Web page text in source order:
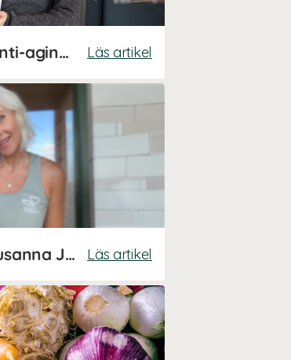
Susanna Jungbloms bästa anti-aging-tips! Läs artikel
Kollagengodis – recept av Susanna Jungblom Läs artikel